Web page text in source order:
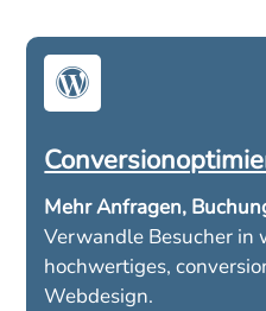

Mehr Anfragen,
Verwandle Besucher in
hochwertiges,
Webdesign.